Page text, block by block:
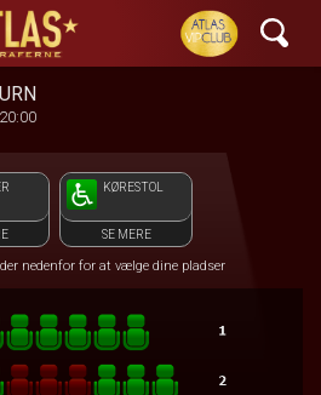
KØRESTOL
SE MERE
nedenfor for at vælge dine pladser
cc 091541